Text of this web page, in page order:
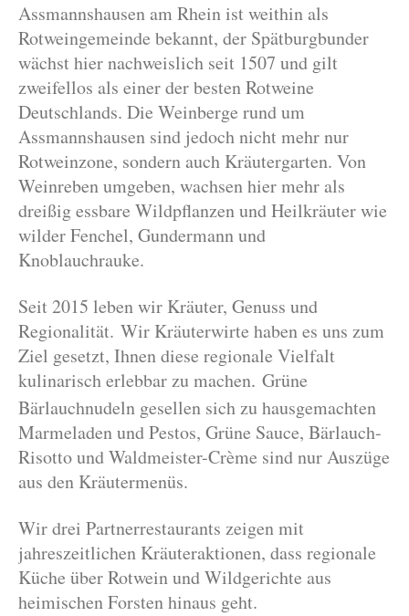
Assmannshausen am Rhein ist weithin als
Rotweingemeinde bekannt, der Spätburgbunder
wächst hier nachweislich seit 1507 und gilt
zweifellos als einer der besten Rotweine
Deutschlands. Die Weinberge rund um
Assmannshausen sind jedoch nicht mehr nur
Rotweinzone, sondern auch Kräutergarten. Von
Weinreben umgeben, wachsen hier mehr als
dreißig essbare Wildpflanzen und Heilkräuter wie
wilder Fenchel, Gundermann und
Knoblauchrauke.
Seit 2015 leben wir Kräuter, Genuss und
Regionalität. Wir Kräuterwirte haben es uns zum
Ziel gesetzt, Ihnen diese regionale Vielfalt
kulinarisch erlebbar zu machen. Grüne
Bärlauchnudeln gesellen sich zu hausgemachten
Marmeladen und Pestos, Grüne Sauce, Bärlauch-
Risotto und Waldmeister-Crème sind nur Auszüge
aus den Kräutermenüs.
Wir drei Partnerrestaurants zeigen mit
jahreszeitlichen Kräuteraktionen, dass regionale
Küche über Rotwein und Wildgerichte aus
heimischen Forsten hinaus geht.